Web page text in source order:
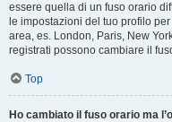
essere quella di un fuso orario
le impostazioni del tuo profilo
area, es. London, Paris, New
registrati possono cambiare il
Top
Ho cambiato il fuso orario ma